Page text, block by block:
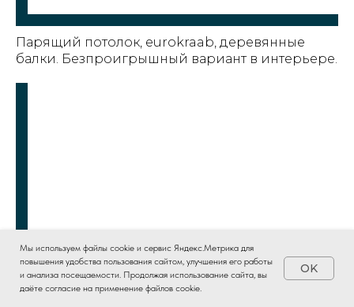
Парящий потолок, eurokraab, деревянные
балки. Безпроигрышный вариант в интерьере.
Трёшка. Световые линии. Парящий потолок.
Расчет проекта
Мы используем файлы cookie и сервис Яндекс.Метрика для
повышения удобства пользования сайтом, улучшения его работы
и анализа посещаемости. Продолжая использование сайта, вы
даёте согласие на применение файлов cookie.
OK